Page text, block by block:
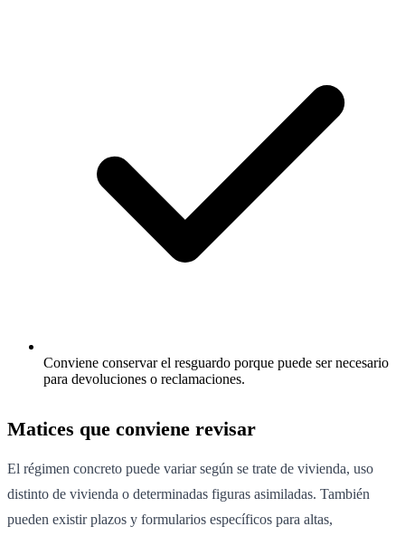
Conviene conservar el resguardo porque puede ser necesario
para devoluciones o reclamaciones.
Matices que conviene revisar
El régimen concreto puede variar según se trate de vivienda, uso
distinto de vivienda o determinadas figuras asimiladas. También
pueden existir plazos y formularios específicos para altas,